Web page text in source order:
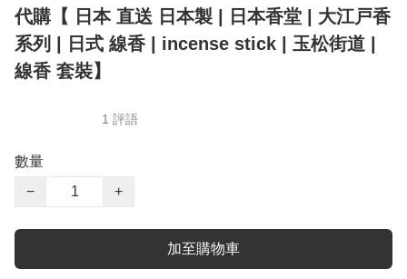
代購【 日本 直送 日本製 | 日本香堂 | 大江戸香
系列 | 日式 線香 | incense stick | 玉松街道 |
線香 套裝】
1 評語
數量
−
+
加至購物車